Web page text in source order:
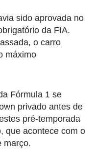
sido aprovada no
da FIA.
o carro
máximo
Fórmula 1 se
privado antes de
pré-temporada
que acontece com o
março.